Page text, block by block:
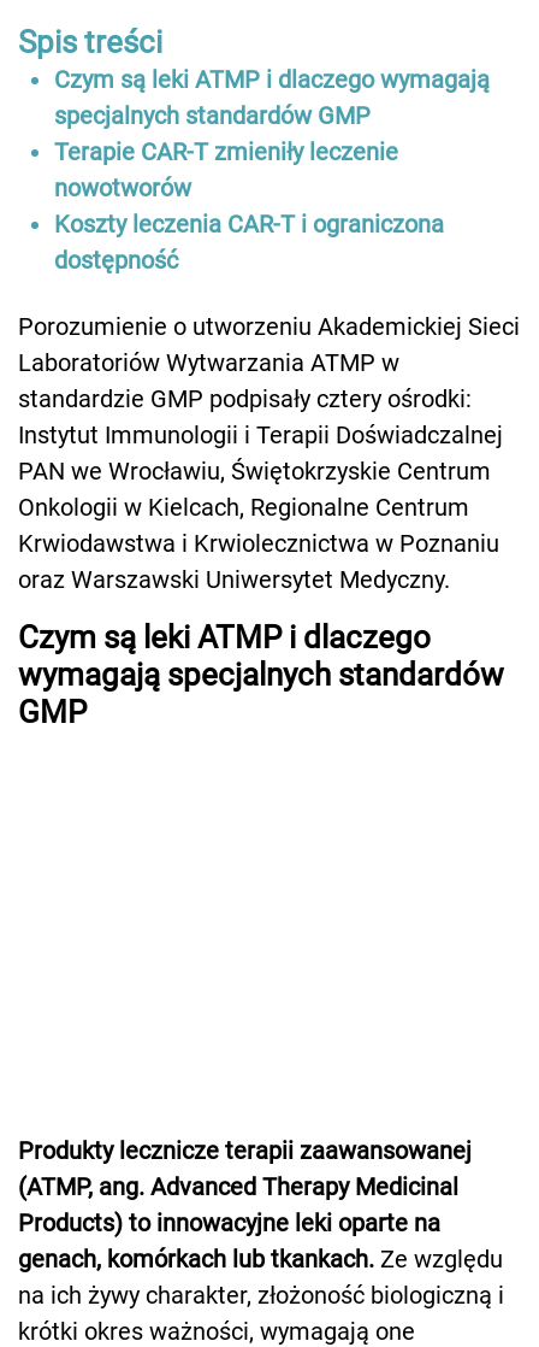
Spis treści
Czym są leki ATMP i dlaczego wymagają
specjalnych standardów GMP
Terapie CAR-T zmieniły leczenie
nowotworów
Koszty leczenia CAR-T i ograniczona
dostępność
Porozumienie o utworzeniu Akademickiej Sieci
Laboratoriów Wytwarzania ATMP w
standardzie GMP podpisały cztery ośrodki:
Instytut Immunologii i Terapii Doświadczalnej
PAN we Wrocławiu, Świętokrzyskie Centrum
Onkologii w Kielcach, Regionalne Centrum
Krwiodawstwa i Krwiolecznictwa w Poznaniu
oraz Warszawski Uniwersytet Medyczny.
Czym są leki ATMP i dlaczego
wymagają specjalnych standardów
GMP
Produkty lecznicze terapii zaawansowanej
(ATMP, ang. Advanced Therapy Medicinal
Products) to innowacyjne leki oparte na
genach, komórkach lub tkankach. Ze względu
na ich żywy charakter, złożoność biologiczną i
krótki okres ważności, wymagają one